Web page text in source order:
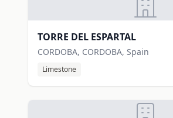
TORRE DEL ESPARTAL
CORDOBA, CORDOBA, Spain
Limestone